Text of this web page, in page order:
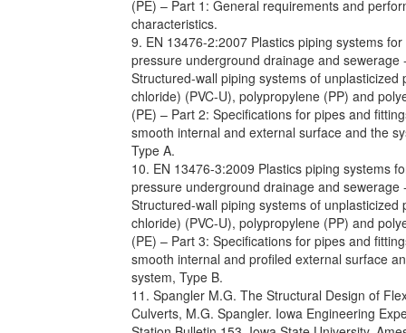
(PE) – Part 1: General requirements and
characteristics.
9. EN 13476-2:2007 Plastics piping systems
pressure underground drainage and sewerage
Structured-wall piping systems of unplasticized
chloride) (PVC-U), polypropylene (PP) and
(PE) – Part 2: Specifications for pipes and
smooth internal and external surface and the
Type A.
10. EN 13476-3:2009 Plastics piping systems
pressure underground drainage and sewerage
Structured-wall piping systems of unplasticized
chloride) (PVC-U), polypropylene (PP) and
(PE) – Part 3: Specifications for pipes and
smooth internal and profiled external surface
system, Type B.
11. Spangler M.G. The Structural Design of
Culverts, M.G. Spangler. Iowa Engineering